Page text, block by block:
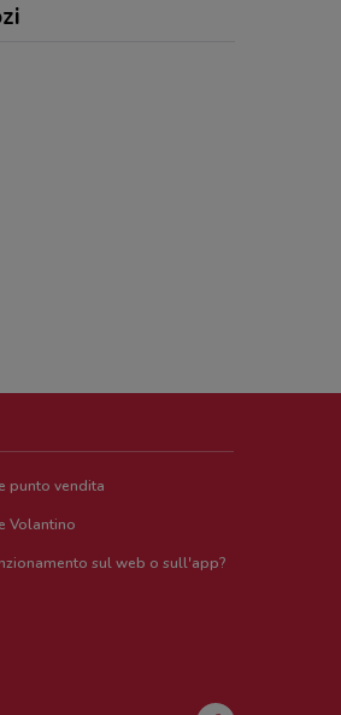
punto vendita
Volantino
sul web o sull'app?